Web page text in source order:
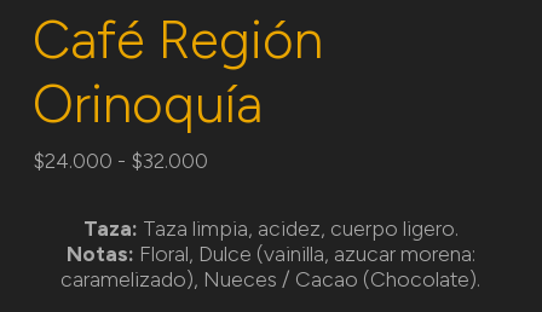
Café Región
Orinoquía
$24.000 - $32.000
Taza: Taza limpia, acidez, cuerpo ligero.
Notas: Floral, Dulce (vainilla, azucar morena:
caramelizado), Nueces / Cacao (Chocolate).